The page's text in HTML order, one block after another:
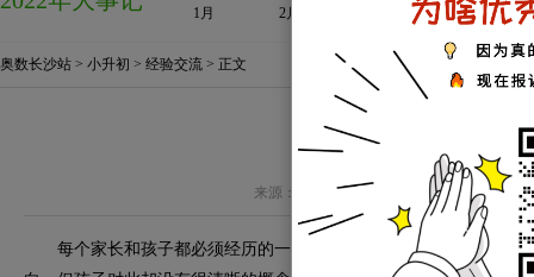
1月 2月 4月
奥数长沙站 > 小升初 > 经验交流 > 正文
致焦虑的长沙初中
来源： 家长帮长沙站 作者：a卡罗拉 2018-
每个家长和孩子都必须经历的一个升学阶段。关注小升初的家长